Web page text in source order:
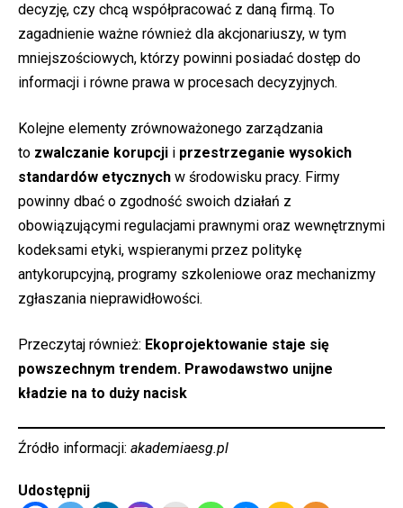
decyzję, czy chcą współpracować z daną firmą. To
zagadnienie ważne również dla akcjonariuszy, w tym
mniejszościowych, którzy powinni posiadać dostęp do
informacji i równe prawa w procesach decyzyjnych.
Kolejne elementy zrównoważonego zarządzania
to zwalczanie korupcji i przestrzeganie wysokich
standardów etycznych w środowisku pracy. Firmy
powinny dbać o zgodność swoich działań z
obowiązującymi regulacjami prawnymi oraz wewnętrznymi
kodeksami etyki, wspieranymi przez politykę
antykorupcyjną, programy szkoleniowe oraz mechanizmy
zgłaszania nieprawidłowości.
Przeczytaj również: Ekoprojektowanie staje się
powszechnym trendem. Prawodawstwo unijne
kładzie na to duży nacisk
Źródło informacji: akademiaesg.pl
Udostępnij